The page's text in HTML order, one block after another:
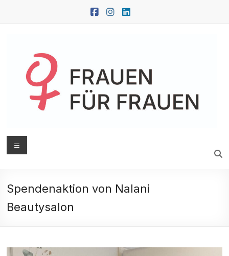
FRAUEN
FRAUEN
|
Jennersdorf
Menü
Spendenaktion von Nalani
Beautysalon